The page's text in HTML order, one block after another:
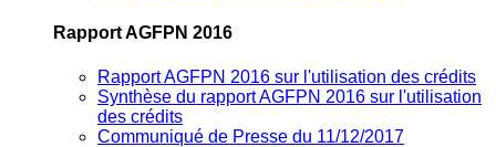
Rapport AGFPN 2016
Rapport AGFPN 2016 sur l'utilisation des crédits
Synthèse du rapport AGFPN 2016 sur l'utilisation
des crédits
Communiqué de Presse du 11/12/2017